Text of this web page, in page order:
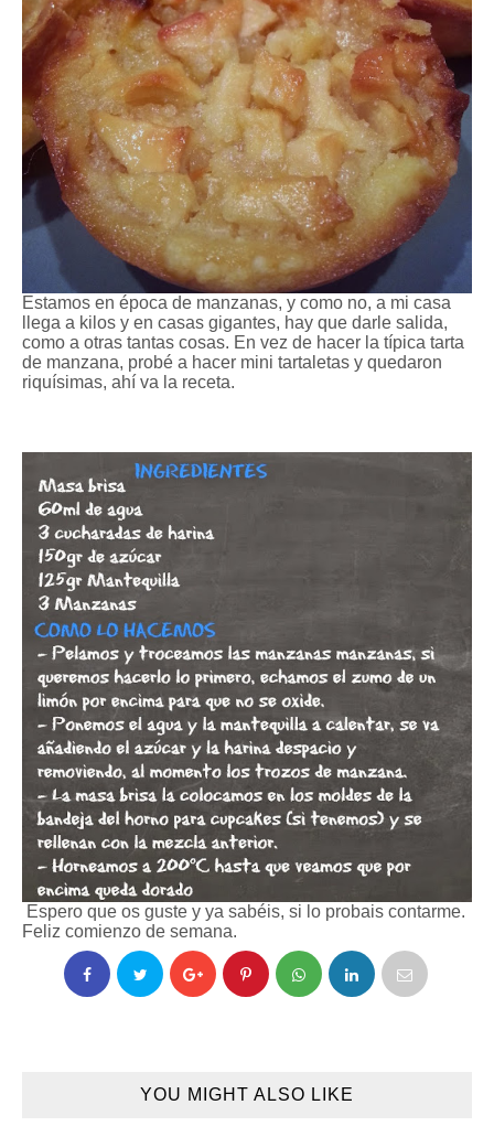
Estamos en época de manzanas, y como no, a mi casa
llega a kilos y en casas gigantes, hay que darle salida,
como a otras tantas cosas. En vez de hacer la típica tarta
de manzana, probé a hacer mini tartaletas y quedaron
riquísimas, ahí va la receta.
Espero que os guste y ya sabéis, si lo probais contarme.
Feliz comienzo de semana.
YOU MIGHT ALSO LIKE